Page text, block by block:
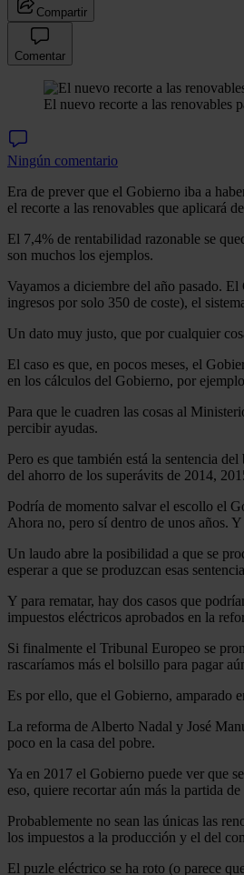
Compartir
Comentar
El nuevo recorte a las renovables
Ningún comentario
Era de prever que el Gobierno iba a
el recorte a las renovables que aplicará
El 7,4% de rentabilidad razonable se
son muchos los ejemplos.
Vayamos a diciembre del año pasado.
ingresos por solo 350 de coste), el
Un dato muy justo, que por cualquier
El caso es que, en pocos meses, el
en los cálculos del Gobierno, por
Para que le cuadren las cosas al
percibir ayudas.
Pero es que también está la sentencia
del ahorro de los superávits de 2014,
Podría de momento salvar el escollo el
Ahora no, pero sí dentro de unos años.
Un laudo abre la posibilidad a que se
esperar a que se produzcan esas
Y para rematar, hay dos casos que
impuestos eléctricos aprobados en la
Si finalmente el Tribunal Europeo se
rascaríamos más el bolsillo para pagar
Es por ello, que el Gobierno, amparado
La reforma de Alberto Nadal y José
poco en la casa del pobre.
Ya en 2017 el Gobierno puede ver que
eso, quiere recortar aún más la partida de
Probablemente no sean las únicas las
los impuestos a la producción y el del
El puzle eléctrico se ha roto (o parece